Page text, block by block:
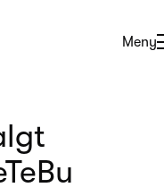
Åpne
Meny